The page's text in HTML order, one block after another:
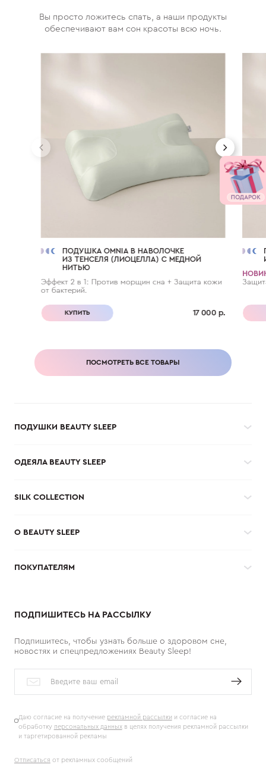
Вы просто ложитесь спать, а наши продукты
обеспечивают вам сон красоты всю ночь.
ПОДУШКА OMNIA В НАВОЛОЧКЕ
ИЗ ТЕНСЕЛЯ (ЛИОЦЕЛЛА) С МЕДНОЙ
НИТЬЮ
Эффект 2 в 1: Против морщин сна + Защита кожи
от бактерий.
КУПИТЬ 17 000 р.
ПОСМОТРЕТЬ ВСЕ ТОВАРЫ
ПОДУШКИ BEAUTY SLEEP
ОДЕЯЛА BEAUTY SLEEP
SILK COLLECTION
О BEAUTY SLEEP
ПОКУПАТЕЛЯМ
ПОДПИШИТЕСЬ НА РАССЫЛКУ
Подпишитесь, чтобы узнать больше о здоровом сне,
новостях и спецпредложениях Beauty Sleep!
Даю согласие на получение рекламной рассылки и согласие на
обработку персональных данныхв целях получения рекламной рассылки
и таргетированной рекламы
Отписаться от рекламных сообщений